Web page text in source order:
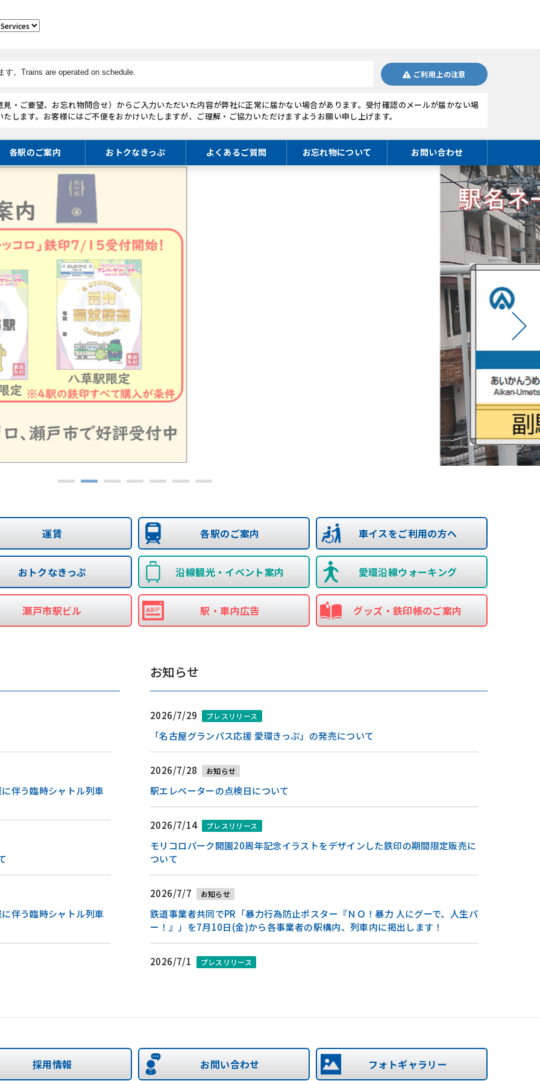
ご利用上の注意
・ご要望、お忘れ物問合せ）からご入力いただいた内容が弊社に正常に届かない場合があります。受付確認のメールが届かない場
します。お客様にはご不便をおかけいたしますが、ご理解・ご協力いただけますようお願い申し上げます。
各駅のご案内 おトクなきっぷ よくあるご質問 お忘れ物について お問い合わせ
運賃 各駅のご案内 車イスをご利用の方へ
おトクなきっぷ 沿線観光・イベント案内 愛環沿線ウォーキング
瀬戸市駅ビル 駅・車内広告 グッズ・鉄印帳のご案内
伴う臨時シャトル列車
伴う臨時シャトル列車
お知らせ
2026/7/29 プレスリリース
「名古屋グランパス応援 愛環きっぷ」の発売について
2026/7/28 お知らせ
駅エレベーターの点検日について
2026/7/14 プレスリリース
モリコロパーク開園20周年記念イラストをデザインした鉄印の期間限定販売に
ついて
2026/7/7 お知らせ
鉄道事業者共同でPR「暴力行為防止ポスター『ＮＯ！暴力 人にグーで、人生パ
ー！』」を7月10日(金)から各事業者の駅構内、列車内に掲出します！
2026/7/1 プレスリリース
架道橋からの目地材(エラスタイト)落下について
採用情報 お問い合わせ フォトギャラリー